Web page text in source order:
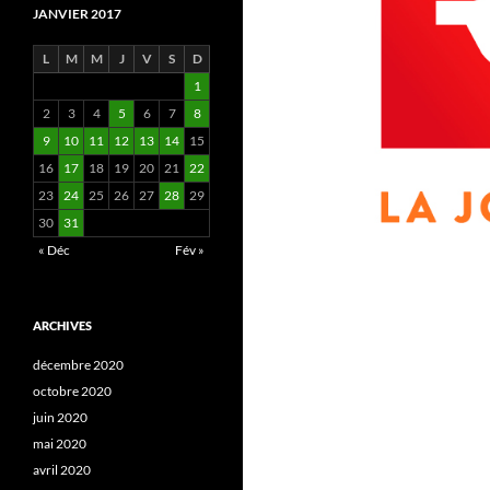
JANVIER 2017
L M M J V S
D
1
2
3 4 5 6 7
8
9
10 11 12 13 14
15
16
17 18 19 20 21 22
23 24 25 26 27 28 29
30
31
« Déc
Fév »
ARCHIVES
décembre 2020
octobre 2020
juin 2020
mai 2020
avril 2020